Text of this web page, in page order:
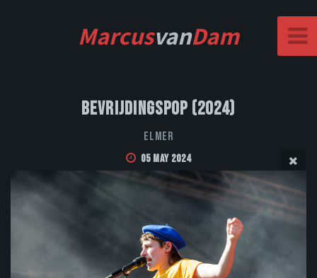
MarcusvanDam
Bevrijdingspop (2024)
Elmer
05 May 2024